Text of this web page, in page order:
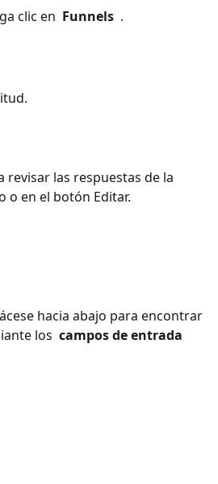
clic en Funnels .
revisar las respuestas de la
o en el botón Editar.
hacia abajo para encontrar
los campos de entrada